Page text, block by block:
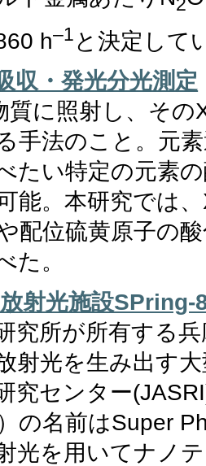
h–1 と決定して
収・発光分光測定
質に照射し、そ
手法のこと。元
たい特定の元素
能。本研究では
配位硫黄原子の
た。
射光施設SPring-
究所が所有する
射光を生み出す
究センター
の名前はSuper
光を用いてナノ